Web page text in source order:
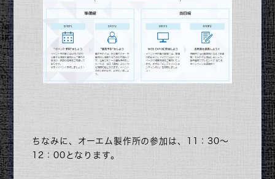
ちなみに、オーエム製作所の参加は、11：30～
12：00となります。